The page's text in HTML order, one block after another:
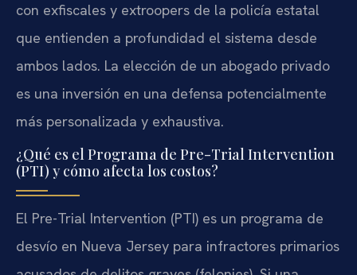
con exfiscales y extroopers de la policía estatal
que entienden a profundidad el sistema desde
ambos lados. La elección de un abogado privado
es una inversión en una defensa potencialmente
más personalizada y exhaustiva.
¿Qué es el Programa de Pre-Trial Intervention
(PTI) y cómo afecta los costos?
El Pre-Trial Intervention (PTI) es un programa de
desvío en Nueva Jersey para infractores primarios